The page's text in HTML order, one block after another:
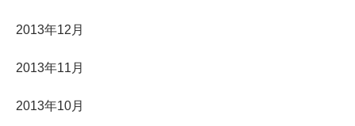
2013年12月
2013年11月
2013年10月